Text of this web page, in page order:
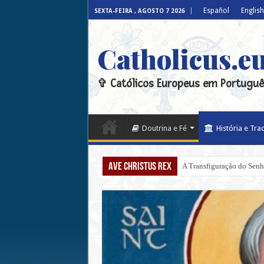
SEXTA-FEIRA , AGOSTO 7 2026 Español English
✞ Católicos Europeus em
Doutrina e Fé História e
Ave Christus Rex A Transfiguração do
O véu, a balaustrada da